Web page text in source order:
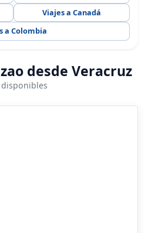
Viajes a Canadá
a Colombia
desde Veracruz